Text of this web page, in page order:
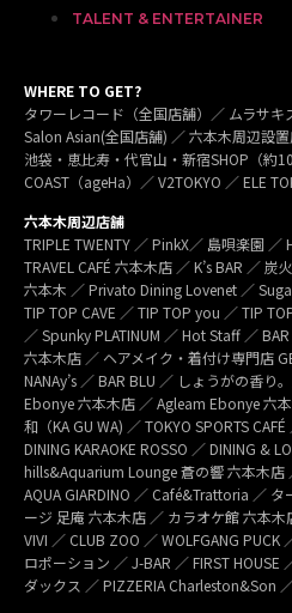
TALENT & ENTERTAINER
WHERE TO GET?
タワーレコード（全国店舗）／ ムラサ
Salon Asian(全国店舗) ／ 六本木周辺設
池袋・恵比寿・代官山・新宿SHOP（約
COAST（ageHa）／ V2TOKYO ／ ELE
六本木周辺店舗
TRIPLE TWENTY ／ PinkX／ 島唄楽園
TRAVEL CAFÉ 六本木店 ／ K’s BAR ／
六本木 ／ Privato Dining Lovenet ／
TIP TOP CAVE ／ TIP TOP you ／ TIP
／ Spunky PLATINUM ／ Hot Staff ／
六本木店 ／ ヘアメイク・着付け専門店
NANAy’s ／ BAR BLU ／ しょうがの香り
Ebonye 六本木店 ／ Agleam Ebonye 六
和（KA GU WA) ／ TOKYO SPORTS
DINING KARAOKE ROSSO ／ DINING &
hills&Aquarium Lounge 蒼の響 六本木
AQUA GIARDINO ／ Café&Trattoria ／
ージ 足庵 六本木店 ／ カラオケ館 六本
VIVI ／ CLUB ZOO ／ WOLFGANG
ロポーション ／ J-BAR ／ FIRST
ダックス ／ PIZZERIA Charleston&Son ／